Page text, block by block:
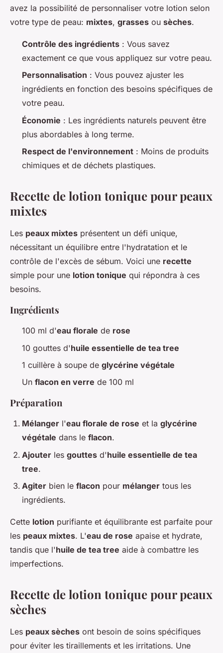
avez la possibilité de personnaliser votre lotion selon
votre type de peau: mixtes, grasses ou sèches.
Contrôle des ingrédients : Vous savez
exactement ce que vous appliquez sur votre peau.
Personnalisation : Vous pouvez ajuster les
ingrédients en fonction des besoins spécifiques de
votre peau.
Économie : Les ingrédients naturels peuvent être
plus abordables à long terme.
Respect de l'environnement : Moins de produits
chimiques et de déchets plastiques.
Recette de lotion tonique pour peaux
mixtes
Les peaux mixtes présentent un défi unique,
nécessitant un équilibre entre l'hydratation et le
contrôle de l'excès de sébum. Voici une recette
simple pour une lotion tonique qui répondra à ces
besoins.
Ingrédients
100 ml d'eau florale de rose
10 gouttes d'huile essentielle de tea tree
1 cuillère à soupe de glycérine végétale
Un flacon en verre de 100 ml
Préparation
Mélanger l'eau florale de rose et la glycérine
végétale dans le flacon.
Ajouter les gouttes d'huile essentielle de tea
tree.
Agiter bien le flacon pour mélanger tous les
ingrédients.
Cette lotion purifiante et équilibrante est parfaite pour
les peaux mixtes. L'eau de rose apaise et hydrate,
tandis que l'huile de tea tree aide à combattre les
imperfections.
Recette de lotion tonique pour peaux
sèches
Les peaux sèches ont besoin de soins spécifiques
pour éviter les tiraillements et les irritations. Une